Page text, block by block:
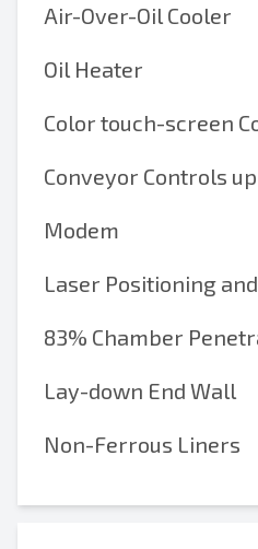
Air-Over-Oil Cooler
Oil Heater
Color touch-screen
Conveyor Controls up
Modem
Laser Positioning
83% Chamber
Lay-down End Wall
Non-Ferrous Liners